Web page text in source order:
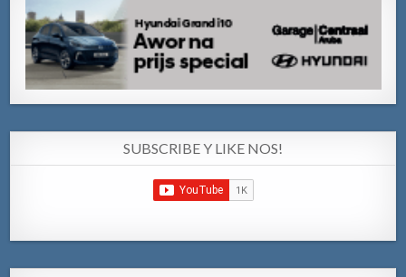
SUBSCRIBE Y LIKE NOS!